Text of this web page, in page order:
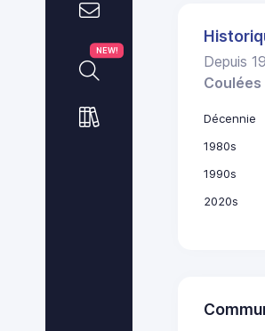
NEW!
Depuis
Coulées
Décennie
1980s
1990s
2020s